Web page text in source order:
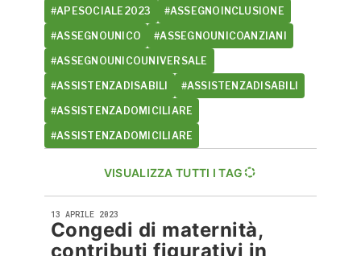
#APESOCIALE2023 #ASSEGNOINCLUSIONE
#ASSEGNOUNICO #ASSEGNOUNICOANZIANI
#ASSEGNOUNICOUNIVERSALE
#ASSISTENZADISABILI #ASSISTENZADISABILI
#ASSISTENZADOMICILIARE
#ASSISTENZADOMICILIARE
VISUALIZZA TUTTI I TAG
13 APRILE 2023
Congedi di maternità,
contributi figurativi in